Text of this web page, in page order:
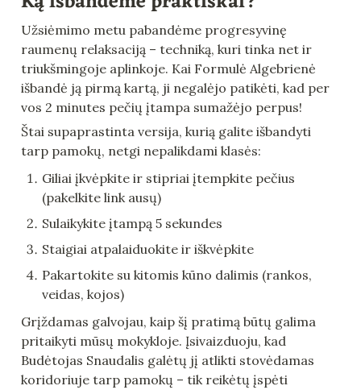
Užsiėmimo metu pabandėme progresyvinę
raumenų relaksaciją – techniką, kuri tinka net ir
triukšmingoje aplinkoje. Kai Formulė Algebrienė
išbandė ją pirmą kartą, ji negalėjo patikėti, kad per
vos 2 minutes pečių įtampa sumažėjo perpus!
Štai supaprastinta versija, kurią galite išbandyti
tarp pamokų, netgi nepalikdami klasės:
Giliai įkvėpkite ir stipriai įtempkite pečius
(pakelkite link ausų)
Sulaikykite įtampą 5 sekundes
Staigiai atpalaiduokite ir iškvėpkite
Pakartokite su kitomis kūno dalimis (rankos,
veidas, kojos)
Grįždamas galvojau, kaip šį pratimą būtų galima
pritaikyti mūsų mokykloje. Įsivaizduoju, kad
Budėtojas Snaudalis galėtų jį atlikti stovėdamas
koridoriuje tarp pamokų – tik reikėtų įspėti